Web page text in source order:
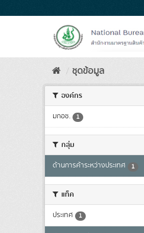
to
ชุดข้อมูล
องค์กร
มกอช. 1
กลุ่ม
ด้านการค้าระหว่างประเทศ 1
แท็ค
ประเทศ 1